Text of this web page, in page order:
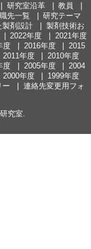
研究室沿革
教員
先一覧
研究テーマ
製剤設計
製剤技術お
2022年度
2021年度
度 2016年度
2015
2011年度
2010年度
度 2005年度
2004
2000年度
1999年度
ー
連絡先変更用フォ
究室